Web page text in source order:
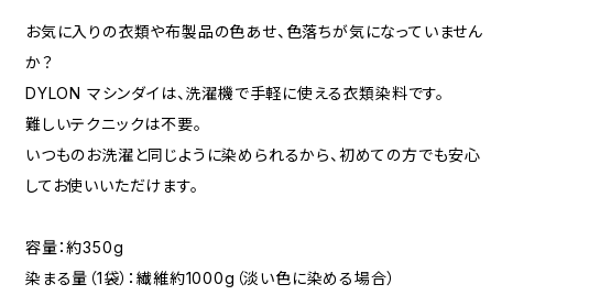
お気に入りの衣類や布製品の色あせ、色落ちが気になっていません
か？
DYLON マシンダイは、洗濯機で手軽に使える衣類染料です。
難しいテクニックは不要。
いつものお洗濯と同じように染められるから、初めての方でも安心
してお使いいただけます。
容量：約350g
染まる量（1袋）：繊維約1000g（淡い色に染める場合）